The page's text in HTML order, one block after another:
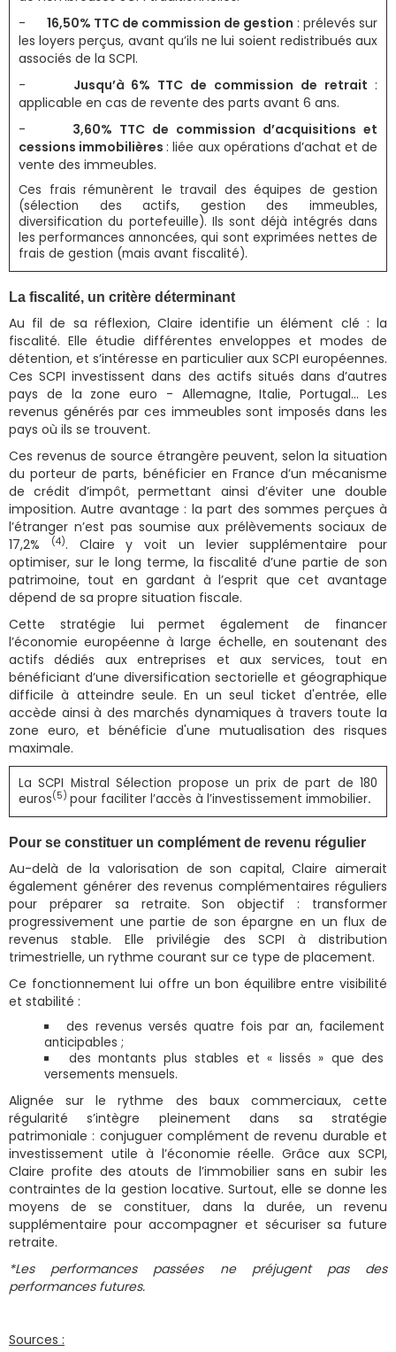
- 16,50% TTC de commission de gestion : prélevés sur
les loyers perçus, avant qu’ils ne lui soient redistribués aux
associés de la SCPI.
- Jusqu’à 6% TTC de commission de retrait :
applicable en cas de revente des parts avant 6 ans.
- 3,60% TTC de commission d’acquisitions et
cessions immobilières : liée aux opérations d’achat et de
vente des immeubles.
Ces frais rémunèrent le travail des équipes de gestion
(sélection des actifs, gestion des immeubles,
diversification du portefeuille). Ils sont déjà intégrés dans
les performances annoncées, qui sont exprimées nettes de
frais de gestion (mais avant fiscalité).
La fiscalité, un critère déterminant
Au fil de sa réflexion, Claire identifie un élément clé : la
fiscalité. Elle étudie différentes enveloppes et modes de
détention, et s’intéresse en particulier aux SCPI européennes.
Ces SCPI investissent dans des actifs situés dans d’autres
pays de la zone euro - Allemagne, Italie, Portugal… Les
revenus générés par ces immeubles sont imposés dans les
pays où ils se trouvent.
Ces revenus de source étrangère peuvent, selon la situation
du porteur de parts, bénéficier en France d’un mécanisme
de crédit d’impôt, permettant ainsi d’éviter une double
imposition. Autre avantage : la part des sommes perçues à
l’étranger n’est pas soumise aux prélèvements sociaux de
17,2%
(4). Claire y voit un levier supplémentaire pour
optimiser, sur le long terme, la fiscalité d’une partie de son
patrimoine, tout en gardant à l’esprit que cet avantage
dépend de sa propre situation fiscale.
Cette stratégie lui permet également de financer
l’économie européenne à large échelle, en soutenant des
actifs dédiés aux entreprises et aux services, tout en
bénéficiant d’une diversification sectorielle et géographique
difficile à atteindre seule. En un seul ticket d'entrée, elle
accède ainsi à des marchés dynamiques à travers toute la
zone euro, et bénéficie d'une mutualisation des risques
maximale.
La SCPI Mistral Sélection propose un prix de part de 180
euros(5) pour faciliter l’accès à l’investissement immobilier.
Pour se constituer un complément de revenu régulier
Au-delà de la valorisation de son capital, Claire aimerait
également générer des revenus complémentaires réguliers
pour préparer sa retraite. Son objectif : transformer
progressivement une partie de son épargne en un flux de
revenus stable. Elle privilégie des SCPI à distribution
trimestrielle, un rythme courant sur ce type de placement.
Ce fonctionnement lui offre un bon équilibre entre visibilité
et stabilité :
des revenus versés quatre fois par an, facilement
anticipables ;
des montants plus stables et « lissés » que des
versements mensuels.
Alignée sur le rythme des baux commerciaux, cette
régularité s’intègre pleinement dans sa stratégie
patrimoniale : conjuguer complément de revenu durable et
investissement utile à l’économie réelle. Grâce aux SCPI,
Claire profite des atouts de l’immobilier sans en subir les
contraintes de la gestion locative. Surtout, elle se donne les
moyens de se constituer, dans la durée, un revenu
supplémentaire pour accompagner et sécuriser sa future
retraite.
*Les performances passées ne préjugent pas des
performances futures.
Sources :